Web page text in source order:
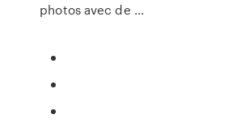
photos avec de ...